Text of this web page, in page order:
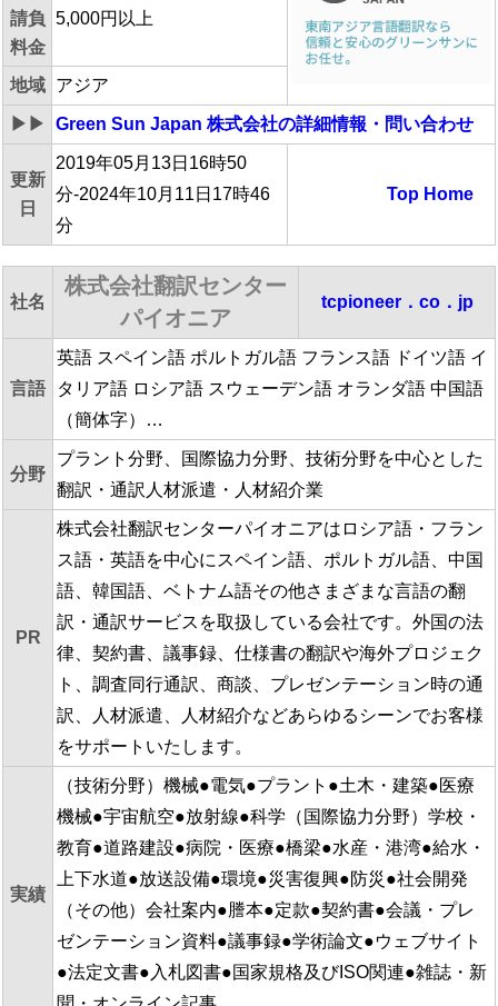
請負
料金
5,000円以上
地域 アジア
▶▶ Green Sun Japan 株式会社の詳細情報・問い合わせ
更新
日
2019年05月13日16時50
分-2024年10月11日17時46
分
Top Home
社名
株式会社翻訳センター
パイオニア
tcpioneer．co．jp
言語
英語 スペイン語 ポルトガル語 フランス語 ドイツ語 イ
タリア語 ロシア語 スウェーデン語 オランダ語 中国語
（簡体字）…
分野
プラント分野、国際協力分野、技術分野を中心とした
翻訳・通訳人材派遣・人材紹介業
PR
株式会社翻訳センターパイオニアはロシア語・フラン
ス語・英語を中心にスペイン語、ポルトガル語、中国
語、韓国語、ベトナム語その他さまざまな言語の翻
訳・通訳サービスを取扱している会社です。外国の法
律、契約書、議事録、仕様書の翻訳や海外プロジェク
ト、調査同行通訳、商談、プレゼンテーション時の通
訳、人材派遣、人材紹介などあらゆるシーンでお客様
をサポートいたします。
実績
（技術分野）機械●電気●プラント●土木・建築●医療
機械●宇宙航空●放射線●科学（国際協力分野）学校・
教育●道路建設●病院・医療●橋梁●水産・港湾●給水・
上下水道●放送設備●環境●災害復興●防災●社会開発
（その他）会社案内●謄本●定款●契約書●会議・プレ
ゼンテーション資料●議事録●学術論文●ウェブサイト
●法定文書●入札図書●国家規格及びISO関連●雑誌・新